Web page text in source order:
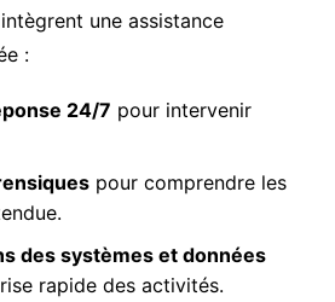
une assistance
:
24/7 pour intervenir
pour comprendre les
des systèmes et données
rapide des activités.